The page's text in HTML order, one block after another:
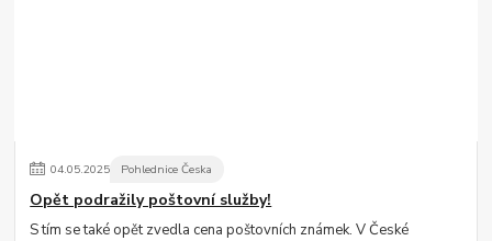
04.05.2025 Pohlednice Česka
Opět podražily poštovní služby!
S tím se také opět zvedla cena poštovních známek. V České